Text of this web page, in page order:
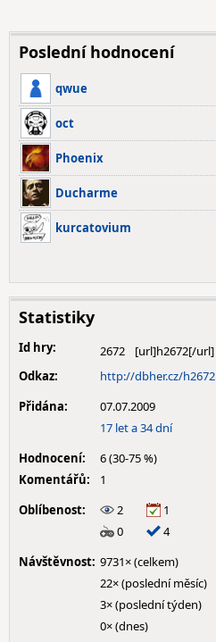
Poslední hodnocení
qwue
oct
Phoenix
Ducharme
kurcatovium
Statistiky
Id hry:
2672
Odkaz:
http://dbher.cz/h2672
Přidána:
07.07.2009
17 let a 34 dní
Hodnocení:
6 (30-75 %)
Komentářů:
1
Oblíbenost:
2
1
0
4
Návštěvnost: 9731× (celkem)
22× (poslední měsíc)
3× (poslední týden)
0× (dnes)